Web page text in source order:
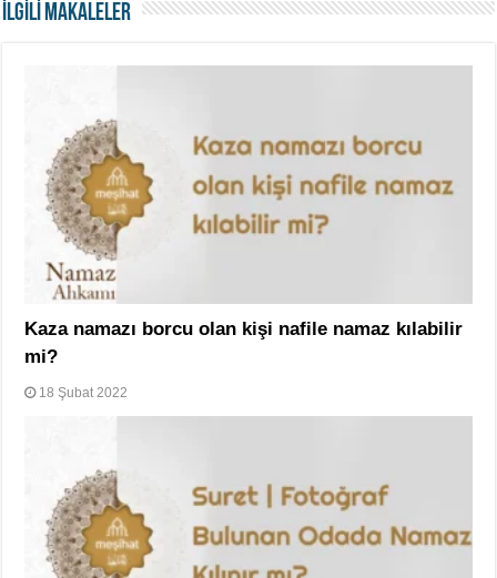
İLGİLİ MAKALELER
Kaza namazı borcu olan kişi nafile namaz kılabilir
mi?
18 Şubat 2022